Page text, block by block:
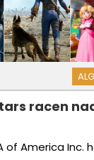
racen
of America Inc.